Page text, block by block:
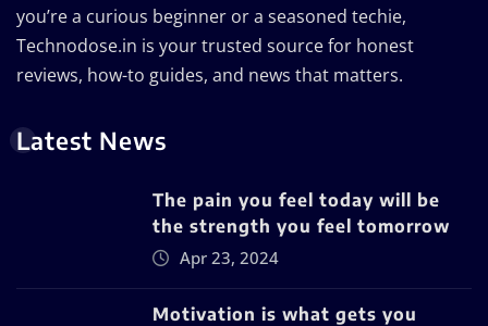
you’re a curious beginner or a seasoned techie,
Technodose.in is your trusted source for honest
reviews, how-to guides, and news that matters.
Latest News
The pain you feel today will be
the strength you feel tomorrow
Apr 23, 2024
Motivation is what gets you